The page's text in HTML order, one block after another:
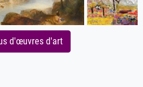
d'œuvres d'art